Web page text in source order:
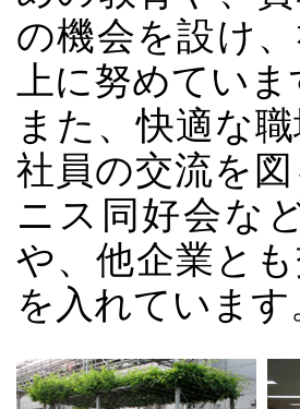
の機会を設け
上に努めていま
また、快適な
社員の交流を
ニス同好会な
や、他企業と
を入れています